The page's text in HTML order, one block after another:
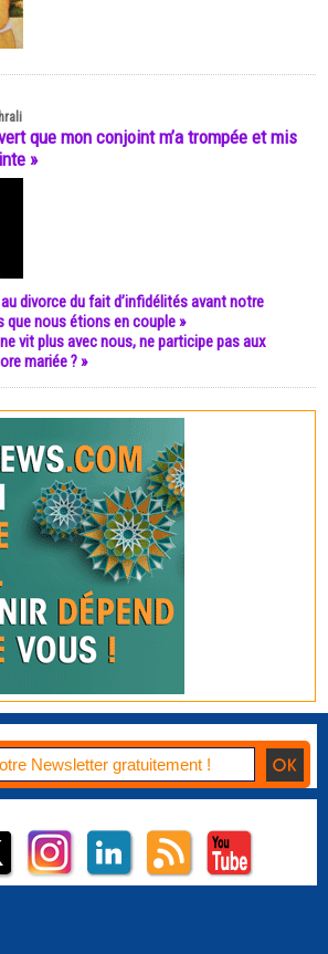
que mon conjoint m’a trompée et mis
»
au divorce du fait d’infidélités avant notre
que nous étions en couple »
vit plus avec nous, ne participe pas aux
mariée ? »